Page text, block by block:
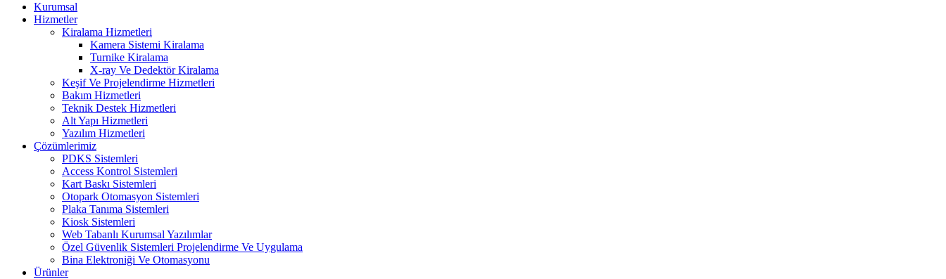
Kurumsal
Hizmetler
Kiralama Hizmetleri
Kamera Sistemi Kiralama
Turnike Kiralama
X-ray Ve Dedektör Kiralama
Keşif Ve Projelendirme Hizmetleri
Bakım Hizmetleri
Teknik Destek Hizmetleri
Alt Yapı Hizmetleri
Yazılım Hizmetleri
Çözümlerimiz
PDKS Sistemleri
Access Kontrol Sistemleri
Kart Baskı Sistemleri
Otopark Otomasyon Sistemleri
Plaka Tanıma Sistemleri
Kiosk Sistemleri
Web Tabanlı Kurumsal Yazılımlar
Özel Güvenlik Sistemleri Projelendirme Ve Uygulama
Bina Elektroniği Ve Otomasyonu
Ürünler